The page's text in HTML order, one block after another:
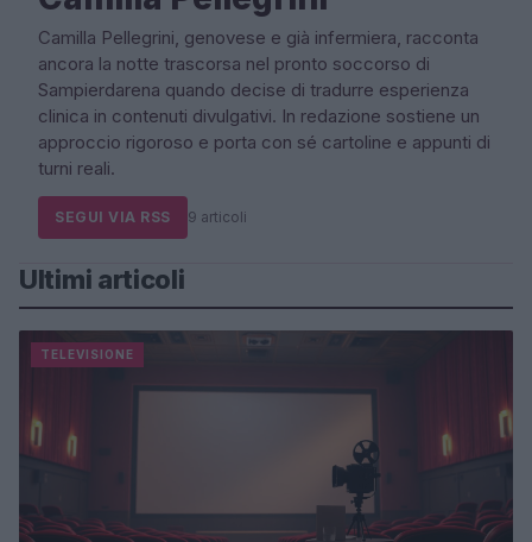
Camilla Pellegrini, genovese e già infermiera, racconta
ancora la notte trascorsa nel pronto soccorso di
Sampierdarena quando decise di tradurre esperienza
clinica in contenuti divulgativi. In redazione sostiene un
approccio rigoroso e porta con sé cartoline e appunti di
turni reali.
SEGUI VIA RSS 9 articoli
Ultimi articoli
TELEVISIONE